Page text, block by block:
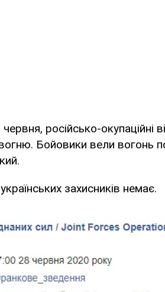
російсько-окупаційні
Бойовики вели вогонь
захисників немає.